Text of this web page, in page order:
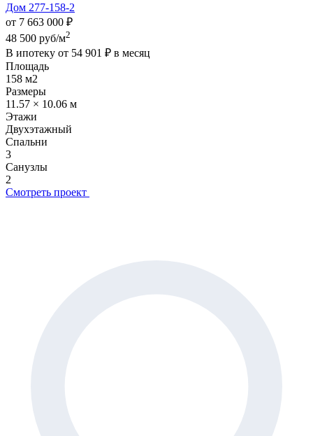
Дом 277-158-2
от 7 663 000 ₽
48 500 руб/м2
В ипотеку от 54 901 ₽ в месяц
Площадь
158 м2
Размеры
11.57 × 10.06 м
Этажи
Двухэтажный
Спальни
3
Санузлы
2
Смотреть проект